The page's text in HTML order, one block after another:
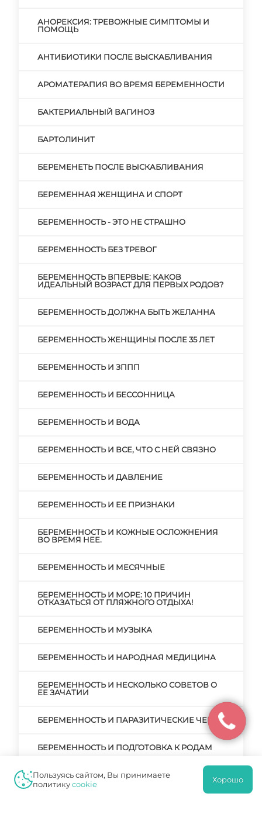
АНОРЕКСИЯ: ТРЕВОЖНЫЕ СИМПТОМЫ И
ПОМОЩЬ
АНТИБИОТИКИ ПОСЛЕ ВЫСКАБЛИВАНИЯ
АРОМАТЕРАПИЯ ВО ВРЕМЯ БЕРЕМЕННОСТИ
БАКТЕРИАЛЬНЫЙ ВАГИНОЗ
БАРТОЛИНИТ
БЕРЕМЕНЕТЬ ПОСЛЕ ВЫСКАБЛИВАНИЯ
БЕРЕМЕННАЯ ЖЕНЩИНА И СПОРТ
БЕРЕМЕННОСТЬ - ЭТО НЕ СТРАШНО
БЕРЕМЕННОСТЬ БЕЗ ТРЕВОГ
БЕРЕМЕННОСТЬ ВПЕРВЫЕ: КАКОВ
ИДЕАЛЬНЫЙ ВОЗРАСТ ДЛЯ ПЕРВЫХ РОДОВ?
БЕРЕМЕННОСТЬ ДОЛЖНА БЫТЬ ЖЕЛАННА
БЕРЕМЕННОСТЬ ЖЕНЩИНЫ ПОСЛЕ 35 ЛЕТ
БЕРЕМЕННОСТЬ И ЗППП
БЕРЕМЕННОСТЬ И БЕССОННИЦА
БЕРЕМЕННОСТЬ И ВОДА
БЕРЕМЕННОСТЬ И ВСЕ, ЧТО С НЕЙ СВЯЗНО
БЕРЕМЕННОСТЬ И ДАВЛЕНИЕ
БЕРЕМЕННОСТЬ И ЕЕ ПРИЗНАКИ
БЕРЕМЕННОСТЬ И КОЖНЫЕ ОСЛОЖНЕНИЯ
ВО ВРЕМЯ НЕЕ.
БЕРЕМЕННОСТЬ И МЕСЯЧНЫЕ
БЕРЕМЕННОСТЬ И МОРЕ: 10 ПРИЧИН
ОТКАЗАТЬСЯ ОТ ПЛЯЖНОГО ОТДЫХА!
БЕРЕМЕННОСТЬ И МУЗЫКА
БЕРЕМЕННОСТЬ И НАРОДНАЯ МЕДИЦИНА
БЕРЕМЕННОСТЬ И НЕСКОЛЬКО СОВЕТОВ О
ЕЕ ЗАЧАТИИ
БЕРЕМЕННОСТЬ И ПАРАЗИТИЧЕСКИЕ ЧЕРВИ
БЕРЕМЕННОСТЬ И ПОДГОТОВКА К РОДАМ
БЕРЕМЕННОСТЬ И ПРЕРЫВАНИЕ
БЕРЕМЕННОСТИ. РЕАЛЬНЫЕ ПРИЧИНЫ И
ВЫМЫШЛЕННЫЕ
Пользуясь сайтом, Вы принимаете
политикуcookie Хорошо